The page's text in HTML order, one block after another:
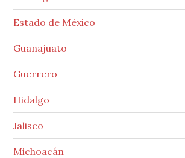
Estado de México
Guanajuato
Guerrero
Hidalgo
Jalisco
Michoacán